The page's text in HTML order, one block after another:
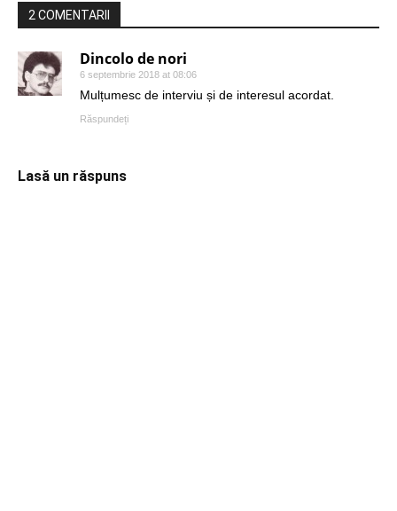
2 COMENTARII
Dincolo de nori
6 septembrie 2018 at 08:06
Mulțumesc de interviu și de interesul acordat.
Răspundeți
Lasă un răspuns